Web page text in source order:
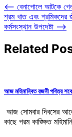
Post
navigation
⟵ বেনাপোলে আটকে
শ্রম খাত এবং শ্রমিকদের
কর্মসংস্থান উপদেষ্টা ⟶
Related
আজ মহিমান্বিত রজনী পবিত্র
আজ সোমবার দিবসের
কাছে পরম কাঙ্ক্ষিত